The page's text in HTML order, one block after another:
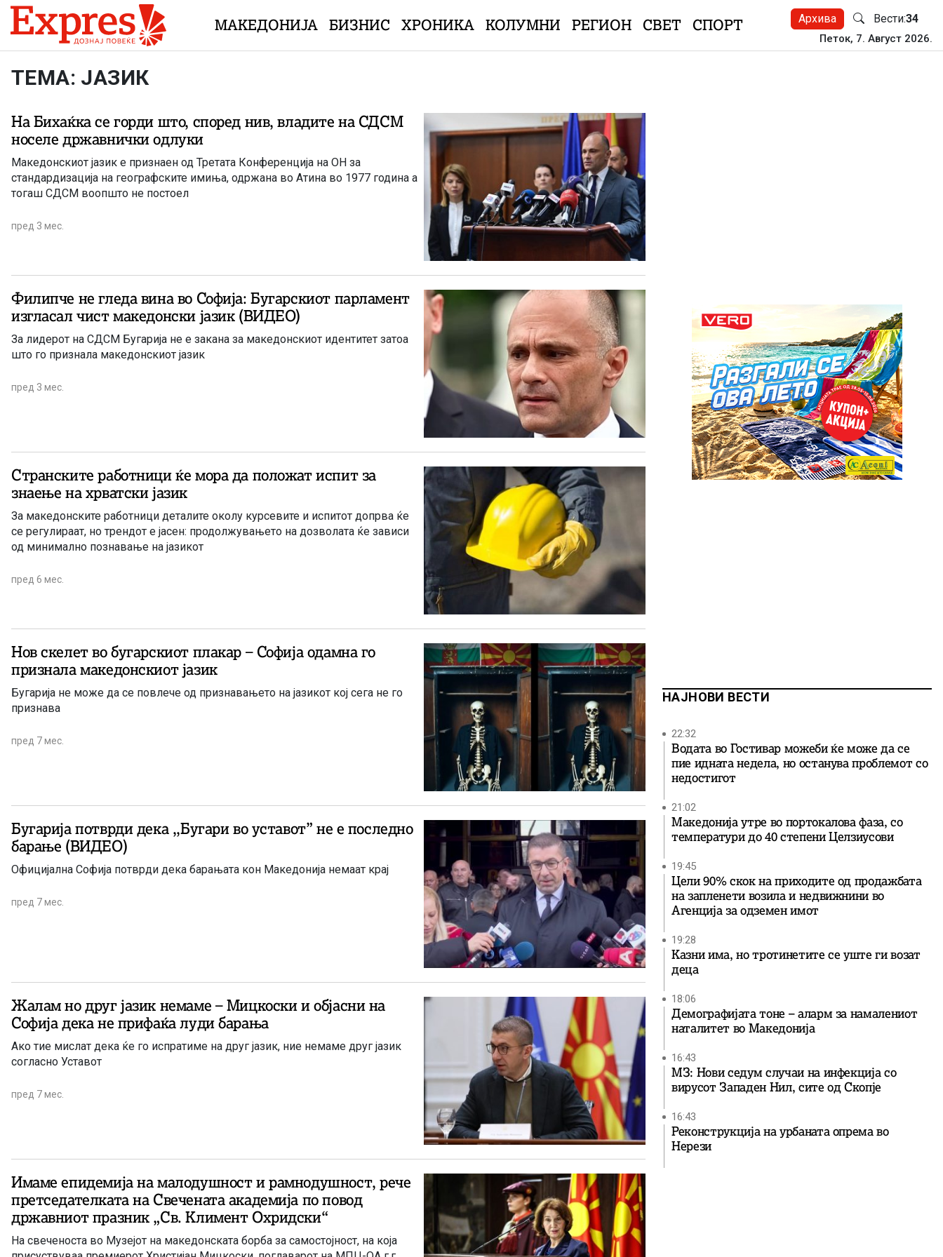
Skip to content
МАКЕДОНИЈА БИЗНИС ХРОНИКА КОЛУМНИ РЕГИОН СВЕТ СПОРТ Архива Вести:34
Петок, 7. Август 2026.
ТЕМА: ЈАЗИК
На Бихаќка се горди што, според нив, владите на СДСМ
носеле државнички одлуки
Македонскиот јазик е признаен од Третата Конференција на ОН за
стандардизација на географските имиња, одржана во Атина во 1977 година а
тогаш СДСМ воопшто не постоел
пред 3 мес.
Филипче не гледа вина во Софија: Бугарскиот парламент
изгласал чист македонски јазик (ВИДЕО)
За лидерот на СДСМ Бугарија не е закана за македонскиот идентитет затоа
што го признала македонскиот јазик
пред 3 мес.
Странските работници ќе мора да положат испит за
знаење на хрватски јазик
За македонските работници деталите околу курсевите и испитот допрва ќе
се регулираат, но трендот е јасен: продолжувањето на дозволата ќе зависи
од минимално познавање на јазикот
пред 6 мес.
Нов скелет во бугарскиот плакар – Софија одамна го
признала македонскиот јазик
Бугарија не може да се повлече од признавањето на јазикот кој сега не го
признава
пред 7 мес.
Бугарија потврди дека ,,Бугари во уставот” не е последно
барање (ВИДЕО)
Официјална Софија потврди дека барањата кон Македонија немаат крај
пред 7 мес.
Жалам но друг јазик немаме – Мицкоски и објасни на
Софија дека не прифаќа луди барања
Ако тие мислат дека ќе го испратиме на друг јазик, ние немаме друг јазик
согласно Уставот
пред 7 мес.
Имаме епидемија на малодушност и рамнодушност, рече
претседателката на Свечената академија по повод
државниот празник „Св. Климент Охридски“
На свеченоста во Музејот на македонската борба за самостојност, на која
НАЈНОВИ ВЕСТИ
22:32
Водата во Гостивар можеби ќе може да се
пие идната недела, но останува проблемот со
недостигот
21:02
Македонија утре во портокалова фаза, со
температури до 40 степени Целзиусови
19:45
Цели 90% скок на приходите од продажбата
на запленети возила и недвижнини во
Агенција за одземен имот
19:28
Казни има, но тротинетите се уште ги возат
деца
18:06
Демографијата тоне – аларм за намалениот
наталитет во Македонија
16:43
МЗ: Нови седум случаи на инфекција со
вирусот Западен Нил, сите од Скопје
16:43
Реконструкција на урбаната опрема во
Нерези